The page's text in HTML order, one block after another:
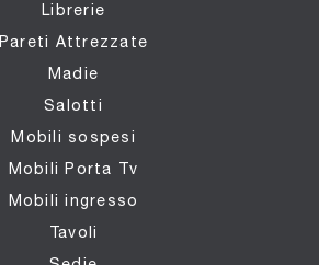
Librerie
Pareti Attrezzate
Madie
Salotti
Mobili sospesi
Mobili Porta Tv
Mobili ingresso
Tavoli